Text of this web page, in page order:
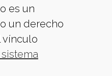
es un
un derecho
vínculo